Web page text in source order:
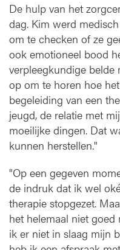
De hulp van het
dag. Kim werd
om te checken of ze
ook emotioneel bood
verpleegkundige belde
op om te horen hoe
begeleiding van een
jeugd, de relatie met
moeilijke dingen. Dat
kunnen herstellen."
"Op een gegeven
de indruk dat ik wel
therapie stopgezet.
het helemaal niet
ik er niet in slaag mijn